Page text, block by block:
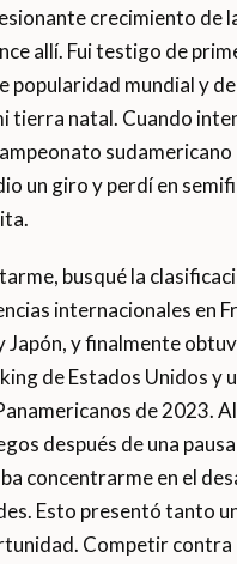
crecimiento de
allí. Fui testigo de
popularidad mundial y
tierra natal. Cuando
sudamericano
un giro y perdí en
busqué la
internacionales en
Japón, y finalmente
de Estados Unidos y
de 2023.
después de una
concentrarme en el
Esto presentó tanto
Competir contra